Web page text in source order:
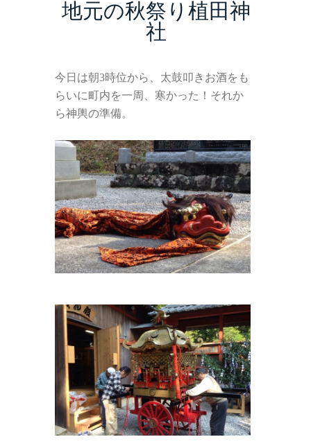
地元の秋祭り植田神
社
今日は朝3時位から、太鼓叩きお酒をも
らいに町内を一周、寒かった！それか
ら神輿の準備。